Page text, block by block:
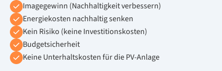
Image­ge­winn (Nach­hal­tig­keit ver­bes­sern)
En­er­gie­kos­ten nach­hal­tig sen­ken
Kein Ri­si­ko (kei­ne In­ves­ti­ti­ons­kos­ten)
Bud­get­si­cher­heit
Kei­ne Un­ter­halts­kos­ten für die PV-An­la­ge